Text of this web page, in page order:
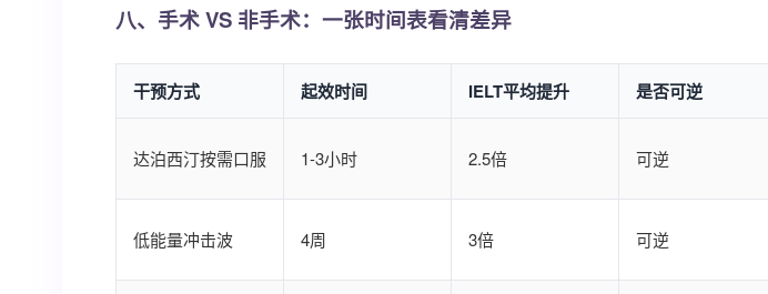
八、手术 VS 非手术：一张时间表看清差异
干预方式 起效时间 IELT平均提升 是否可逆
达泊西汀按需口服 1-3小时 2.5倍 可逆
低能量冲击波 4周 3倍 可逆